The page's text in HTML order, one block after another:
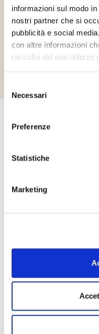
informazioni sul modo
nostri partner che si
pubblicità e social
con altre informazioni
raccolto dal suo utilizzo
delNecessari
Preferenze
Statistiche
Marketing
sempre attentamente gli
prodotto.
Richiedi
Altri prodotti